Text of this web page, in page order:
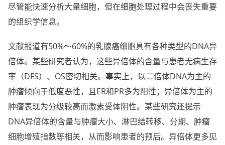
尽管能快速分析大量细胞，但在细胞处理过程中会丧失重要
的组织学信息。
文献报道有50%～60%的乳腺癌细胞具有各种类型的DNA异
倍体。某些研究者认为，这些异倍体的含量与患者无病生存
率（DFS）、OS密切相关。事实上，以二倍体DNA为主的
肿瘤倾向于低度恶性，且ER和PR多为阳性；异倍体为主的
肿瘤表现为分级较高而激素受体阴性。某些研究还提示
DNA异倍体的含量与肿瘤大小、淋巴结转移、分期、肿瘤
细胞增殖指数等相关，从而影响患者的预后。异倍体更多见